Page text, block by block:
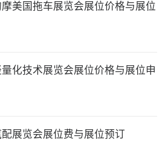
美国拖车展览会展位价格与展位
化技术展览会展位价格与展位申
展览会展位费与展位预订